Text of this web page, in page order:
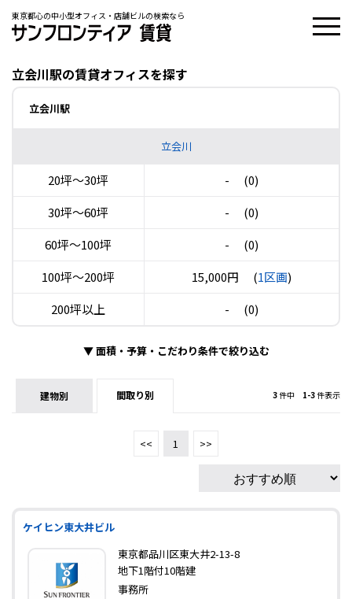
東京都心の中小型オフィス・店舗ビルの検索なら
立会川駅の賃貸オフィスを探す
立会川駅
立会川
20坪〜30坪 -
(0)
30坪〜60坪
-
(0)
60坪〜100坪
-
(0)
100坪〜200坪
15,000円 (1区画)
200坪以上
- (0)
▼面積・予算・こだわり条件で絞り込む
建物別 間取り別 3件中 1-3件表示
<< 1 >>
ケイヒン東大井ビル
東京都品川区東大井2-13-8
地下1階付10階建
事務所